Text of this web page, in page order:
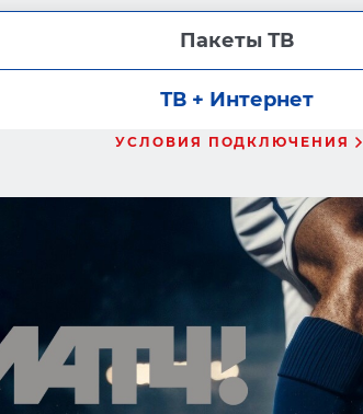
Пакеты ТВ
ТВ + Интернет
УСЛОВИЯ ПОДКЛЮЧЕНИЯ